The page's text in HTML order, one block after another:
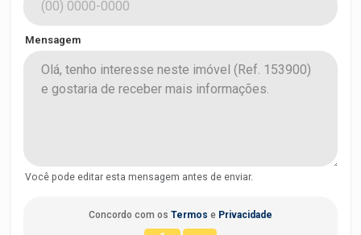
Mensagem
Você pode editar esta mensagem antes de enviar.
Concordo com os Termos e Privacidade